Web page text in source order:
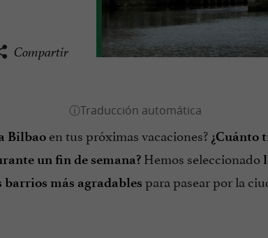
Compartir
Bilbao en tus próximas vacaciones? ¿Cuánto
un fin de semana? Hemos seleccionado
barrios más agradables para pasear por la